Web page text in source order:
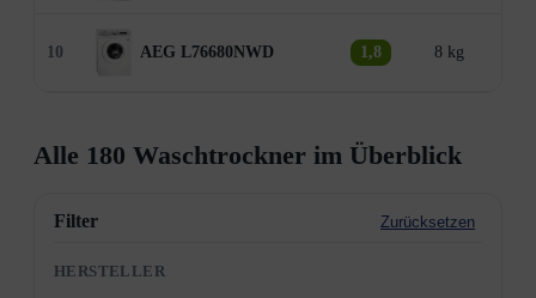
10 AEG L76680NWD 1,8 8 kg
Alle 180 Waschtrockner im Überblick
Filter Zurücksetzen
HERSTELLER